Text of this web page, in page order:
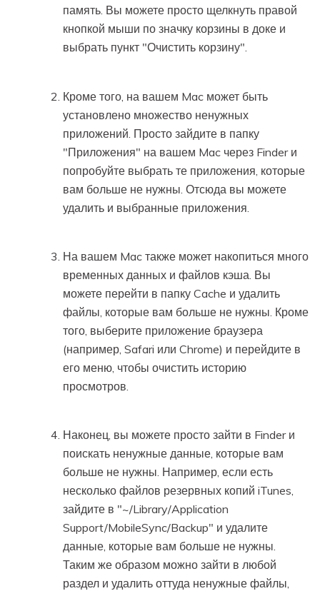
память. Вы можете просто щелкнуть правой
кнопкой мыши по значку корзины в доке и
выбрать пункт "Очистить корзину".
Кроме того, на вашем Mac может быть
установлено множество ненужных
приложений. Просто зайдите в папку
"Приложения" на вашем Mac через Finder и
попробуйте выбрать те приложения, которые
вам больше не нужны. Отсюда вы можете
удалить и выбранные приложения.
На вашем Mac также может накопиться много
временных данных и файлов кэша. Вы
можете перейти в папку Cache и удалить
файлы, которые вам больше не нужны. Кроме
того, выберите приложение браузера
(например, Safari или Chrome) и перейдите в
его меню, чтобы очистить историю
просмотров.
Наконец, вы можете просто зайти в Finder и
поискать ненужные данные, которые вам
больше не нужны. Например, если есть
несколько файлов резервных копий iTunes,
зайдите в "~/Library/Application
Support/MobileSync/Backup" и удалите
данные, которые вам больше не нужны.
Таким же образом можно зайти в любой
раздел и удалить оттуда ненужные файлы,